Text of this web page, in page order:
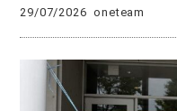
29/07/2026 oneteam